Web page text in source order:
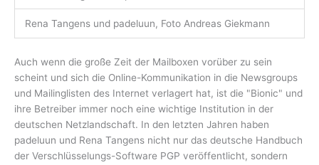
Rena Tangens und padeluun, Foto Andreas Giekmann
Auch wenn die große Zeit der Mailboxen vorüber zu sein
scheint und sich die Online-Kommunikation in die Newsgroups
und Mailinglisten des Internet verlagert hat, ist die "Bionic" und
ihre Betreiber immer noch eine wichtige Institution in der
deutschen Netzlandschaft. In den letzten Jahren haben
padeluun und Rena Tangens nicht nur das deutsche Handbuch
der Verschlüsselungs-Software PGP veröffentlicht, sondern